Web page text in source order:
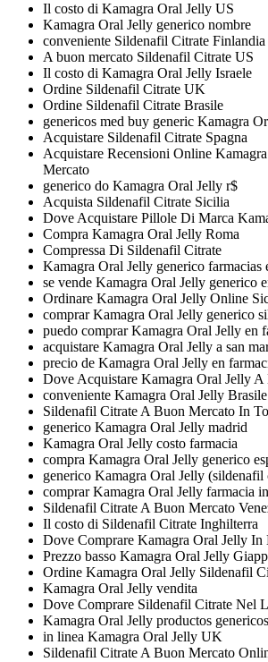
Il costo di Kamagra Oral Jelly US
Kamagra Oral Jelly generico nombre
conveniente Sildenafil Citrate Finlandia
A buon mercato Sildenafil Citrate US
Il costo di Kamagra Oral Jelly Israele
Ordine Sildenafil Citrate UK
Ordine Sildenafil Citrate Brasile
genericos med buy generic Kamagra
Acquistare Sildenafil Citrate Spagna
Acquistare Recensioni Online
Mercato
generico do Kamagra Oral Jelly r$
Acquista Sildenafil Citrate Sicilia
Dove Acquistare Pillole Di Marca
Compra Kamagra Oral Jelly Roma
Compressa Di Sildenafil Citrate
Kamagra Oral Jelly generico farmacias
se vende Kamagra Oral Jelly generico
Ordinare Kamagra Oral Jelly Online
comprar Kamagra Oral Jelly generico
puedo comprar Kamagra Oral Jelly en
acquistare Kamagra Oral Jelly a san
precio de Kamagra Oral Jelly en
Dove Acquistare Kamagra Oral Jelly A
conveniente Kamagra Oral Jelly Brasile
Sildenafil Citrate A Buon Mercato In
generico Kamagra Oral Jelly madrid
Kamagra Oral Jelly costo farmacia
compra Kamagra Oral Jelly generico
generico Kamagra Oral Jelly (sildenafil
comprar Kamagra Oral Jelly farmacia
Sildenafil Citrate A Buon Mercato
Il costo di Sildenafil Citrate Inghilterra
Dove Comprare Kamagra Oral Jelly In
Prezzo basso Kamagra Oral Jelly
Ordine Kamagra Oral Jelly Sildenafil
Kamagra Oral Jelly vendita
Dove Comprare Sildenafil Citrate Nel
Kamagra Oral Jelly productos genericos
in linea Kamagra Oral Jelly UK
Sildenafil Citrate A Buon Mercato